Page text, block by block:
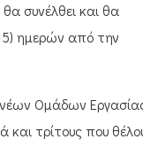
συνέλθει και θα
ημερών από την
Ομάδων
και τρίτους που